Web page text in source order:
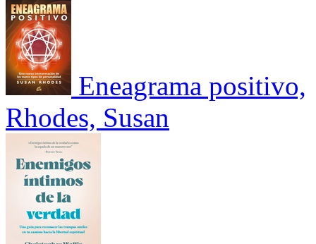
Eneagrama positivo,
Rhodes, Susan